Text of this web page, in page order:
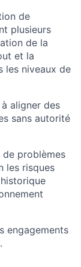
de
plusieurs
de la
et la
les niveaux de
aligner des
sans autorité
problèmes
les risques
engagements